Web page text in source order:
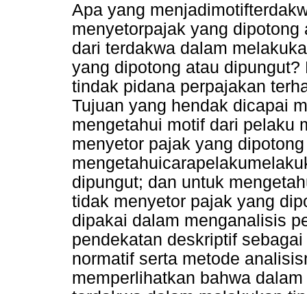
Apa yang
menyetorpajak yang
dari terdakwa dalam
yang dipotong atau
tindak pidana perpajakan
Tujuan yang hendak dicapai
mengetahui motif dari pelaku
menyetor pajak yang
dipungut; dan untuk
tidak menyetor pajak yang
dipakai dalam menganalisis
pendekatan deskriptif
normatif serta metode
memperlihatkan bahwa